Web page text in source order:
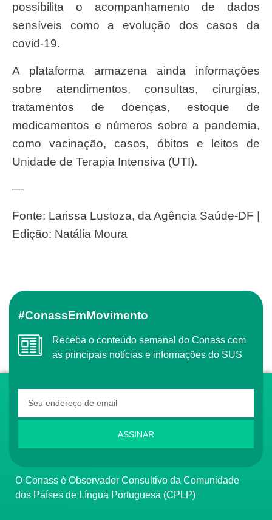
possibilita o acompanhamento de dados
sensíveis como a evolução dos casos da
covid-19.
A plataforma armazena ainda informações
sobre atendimentos, consultas, cirurgias,
tratamentos de doenças, estoque de
medicamentos e números sobre a pandemia,
como vacinação, casos, óbitos e leitos de
Unidade de Terapia Intensiva (UTI).
—
Fonte: Larissa Lustoza, da Agência Saúde-DF |
Edição: Natália Moura
#ConassEmMovimento
Receba o conteúdo semanal do Conass com
as principais notícias e informações do SUS
ASSINAR
O Conass é Observador Consultivo da Comunidade
dos Países de Língua Portuguesa (CPLP)